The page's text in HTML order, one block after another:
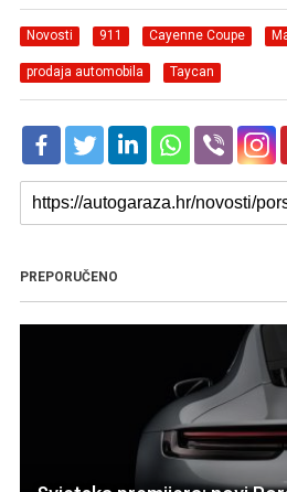
Novosti 911 Cayenne Coupe
prodaja automobila Taycan
PREPORUČENO